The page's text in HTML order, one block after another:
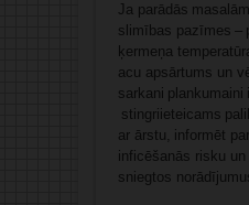
Ja parādās
slimības pazīmes –
ķermeņa
acu apsārtums un
sarkani
stingriieteicams
ar ārstu, informēt
inficēšanās risku
sniegtos